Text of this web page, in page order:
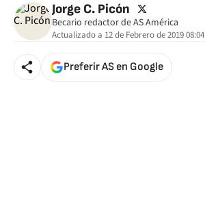
Jorge C. Picón twitter
Becario redactor de AS América
Actualizado a 12 de Febrero de 2019 08:04
Preferir AS en Google